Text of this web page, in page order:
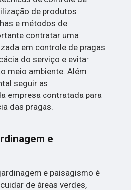
de produtos
e métodos de
contratar uma
em controle de pragas
do serviço e evitar
meio ambiente. Além
seguir as
empresa contratada para
das pragas.
e
e paisagismo é
de áreas verdes,